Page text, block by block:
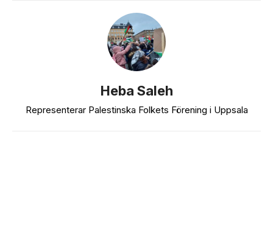
Heba Saleh
Representerar Palestinska Folkets Förening i Uppsala